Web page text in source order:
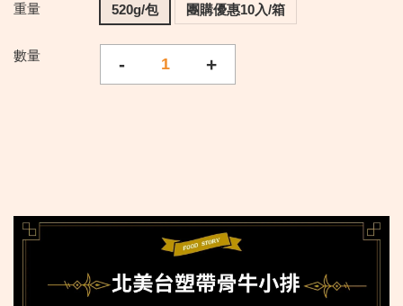
重量 520g/包 團購優惠10入/箱
數量 - +